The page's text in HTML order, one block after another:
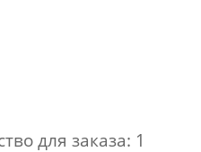
для заказа: 1